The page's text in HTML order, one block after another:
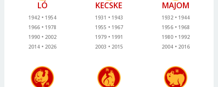
LÓ
1942
1954
1966
1978
1990
2002
2014
2026
KECSKE
1931
1943
1955
1967
1979
1991
2003
2015
MAJOM
1932
1944
1956
1968
1980
1992
2004
2016